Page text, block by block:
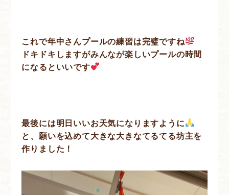
これで年中さんプールの練習は完璧ですね
ドキドキしますがみんなが楽しいプールの時間
になるといいです
最後には明日いいお天気になりますように
と、願いを込めて大きな大きなてるてる坊主を
作りました！